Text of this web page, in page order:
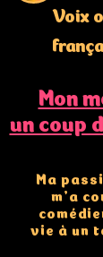
Voix
Mon
un coup
Ma
m’a
vie à un